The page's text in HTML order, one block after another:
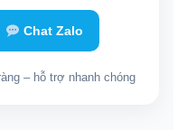
Chat Zalo
– hỗ trợ nhanh chóng